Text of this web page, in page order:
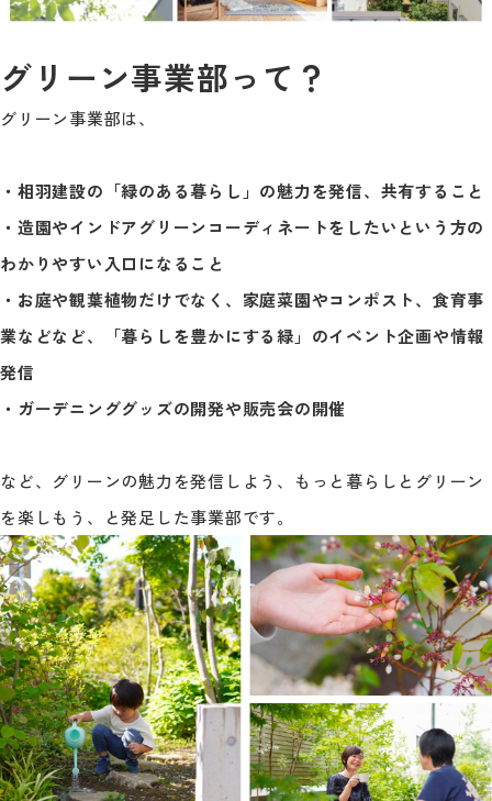
グリーン事業部って？
グリーン事業部は、
・相羽建設の「緑のある暮らし」の魅力を発信、共有すること
・造園やインドアグリーンコーディネートをしたいという方の
わかりやすい入口になること
・お庭や観葉植物だけでなく、家庭菜園やコンポスト、食育事
業などなど、「暮らしを豊かにする緑」のイベント企画や情報
発信
・ガーデニンググッズの開発や販売会の開催
など、グリーンの魅力を発信しよう、もっと暮らしとグリーン
を楽しもう、と発足した事業部です。